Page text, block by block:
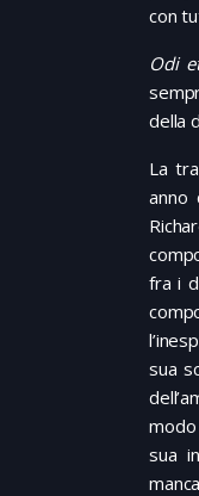
con
Odi
della
La
anno
fra i
sua
sua